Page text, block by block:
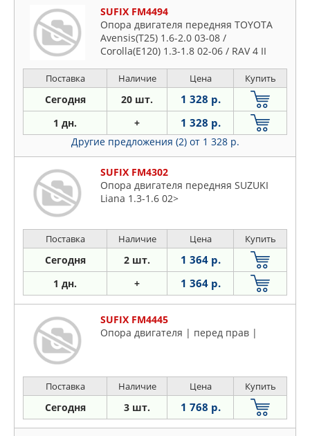
SUFIX FM4494
Опора двигателя передняя TOYOTA
Avensis(T25) 1.6-2.0 03-08 /
Corolla(E120) 1.3-1.8 02-06 / RAV 4 II
Поставка Наличие Цена Купить
Сегодня 20 шт. 1 328 р.
1 дн. + 1 328 р.
Другие предложения (2) от 1 328 р.
SUFIX FM4302
Опора двигателя передняя SUZUKI
Liana 1.3-1.6 02>
Поставка Наличие Цена Купить
Сегодня 2 шт. 1 364 р.
1 дн. + 1 364 р.
SUFIX FM4445
Опора двигателя | перед прав |
Поставка Наличие Цена Купить
Сегодня 3 шт. 1 768 р.